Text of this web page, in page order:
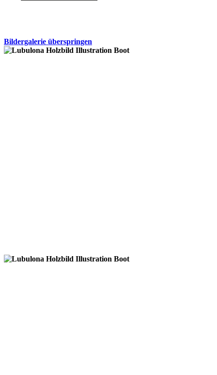
Bildergalerie überspringen